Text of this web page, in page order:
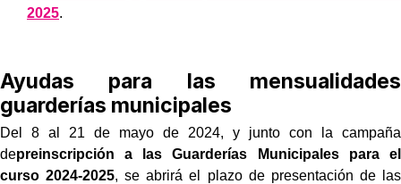
2025.
Ayudas para las mensualidades
guarderías municipales
Del 8 al 21 de mayo de 2024, y junto con la campaña
depreinscripción a las Guarderías Municipales para el
curso 2024-2025, se abrirá el plazo de presentación de las